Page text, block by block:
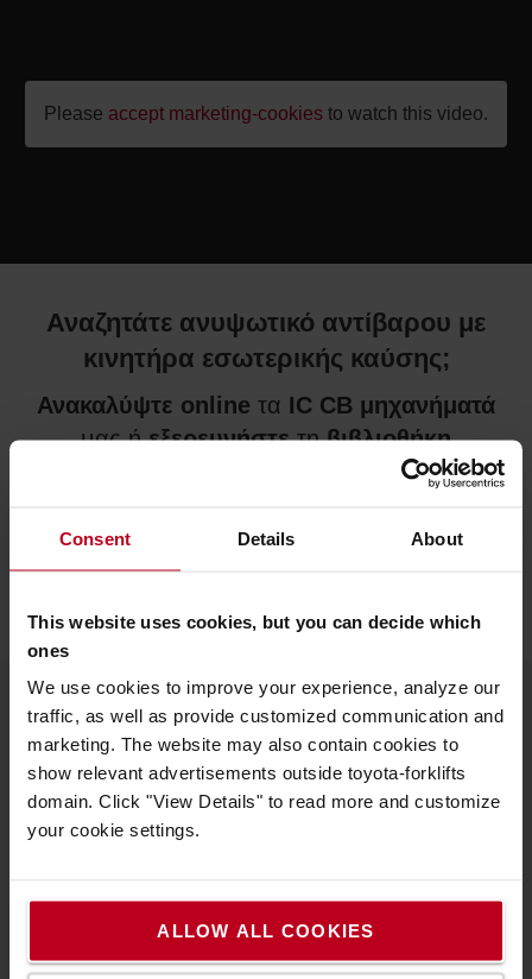
Consent Details About
This website uses cookies, but you can decide which
ones
We use cookies to improve your experience, analyze our
traffic, as well as provide customized communication and
marketing. The website may also contain cookies to
show relevant advertisements outside toyota-forklifts
domain. Click "View Details" to read more and customize
your cookie settings.
ALLOW ALL COOKIES
Please accept marketing-cookies to watch this video.
Αναζητάτε ανυψωτικό αντίβαρου με
κινητήρα εσωτερικής καύσης;
Ανακαλύψτε online τα IC CB μηχανήματά
μας ήεξερευνήστετηβιβλιοθήκη
ΚΑΎΣΗΣ
ΒΙΛΙΟΘΉΚΗ ΠΕΡΙΕΧΟΜΈΝΟΥ
Πληροφορίες για την Toyota
Γιατί να αγοράσετε Toyota
Πρόγραμμα έρευνας ποιότητας